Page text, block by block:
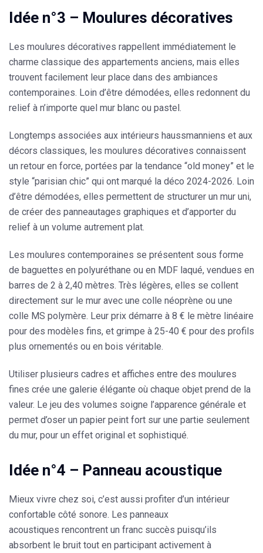
Idée n°3 – Moulures décoratives
Les moulures décoratives rappellent immédiatement le
charme classique des appartements anciens, mais elles
trouvent facilement leur place dans des ambiances
contemporaines. Loin d’être démodées, elles redonnent du
relief à n’importe quel mur blanc ou pastel.
Longtemps associées aux intérieurs haussmanniens et aux
décors classiques, les moulures décoratives connaissent
un retour en force, portées par la tendance “old money” et le
style “parisian chic” qui ont marqué la déco 2024-2026. Loin
d’être démodées, elles permettent de structurer un mur uni,
de créer des panneautages graphiques et d’apporter du
relief à un volume autrement plat.
Les moulures contemporaines se présentent sous forme
de baguettes en polyuréthane ou en MDF laqué, vendues en
barres de 2 à 2,40 mètres. Très légères, elles se collent
directement sur le mur avec une colle néoprène ou une
colle MS polymère. Leur prix démarre à 8 € le mètre linéaire
pour des modèles fins, et grimpe à 25-40 € pour des profils
plus ornementés ou en bois véritable.
Utiliser plusieurs cadres et affiches entre des moulures
fines crée une galerie élégante où chaque objet prend de la
valeur. Le jeu des volumes soigne l’apparence générale et
permet d’oser un papier peint fort sur une partie seulement
du mur, pour un effet original et sophistiqué.
Idée n°4 – Panneau acoustique
Mieux vivre chez soi, c’est aussi profiter d’un intérieur
confortable côté sonore. Les panneaux
acoustiques rencontrent un franc succès puisqu’ils
absorbent le bruit tout en participant activement à